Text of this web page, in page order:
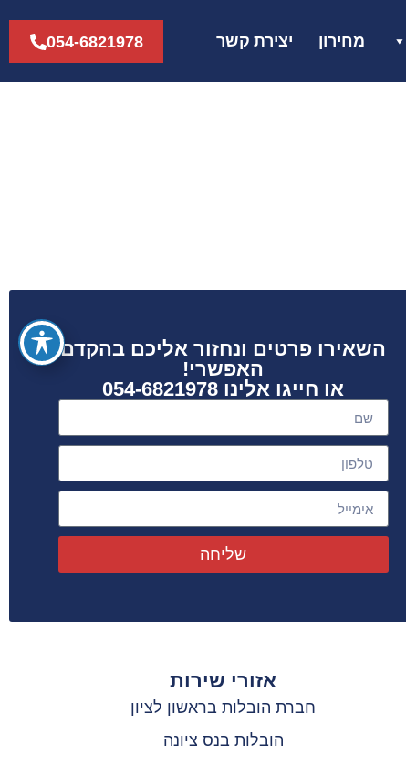
מחירון יצירת קשר 054-6821978
השאירו פרטים ונחזור אליכם בהקדם
האפשרי!
או חייגו אלינו 054-6821978
שליחה
אזורי שירות
חברת הובלות בראשון לציון
הובלות בנס ציונה